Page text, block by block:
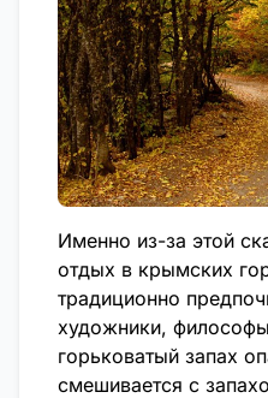
Именно из-за этой
отдых в крымских
традиционно
художники,
горьковатый запах
смешивается с